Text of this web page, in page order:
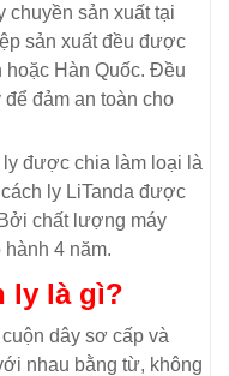
chuyền sản xuất tại
sản xuất đều được
Hàn Quốc. Đều
đảm an toàn cho
được chia làm loại là
ly LiTanda được
chất lượng máy
4 năm.
ly là gì?
dây sơ cấp và
nhau bằng từ, không